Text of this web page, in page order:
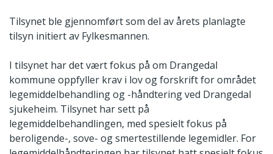
Tilsynet ble gjennomført som del av årets planlagte
tilsyn initiert av Fylkesmannen.
I tilsynet har det vært fokus på om Drangedal
kommune oppfyller krav i lov og forskrift for området
legemiddelbehandling og -håndtering ved Drangedal
sjukeheim. Tilsynet har sett på
legemiddelbehandlingen, med spesielt fokus på
beroligende-, sove- og smertestillende legemidler. For